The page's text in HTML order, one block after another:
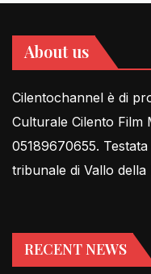
About us
Cilentochannel è di
Culturale Cilento Film
05189670655.
tribunale di Vallo della
RECENT NEWS